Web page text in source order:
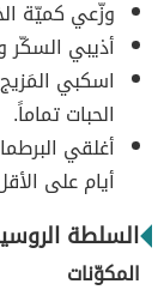
وزّعي كميّة
أذيبي السكّر
اسكبي
الحبات تماماً.
أغلقي
أيام على
السلطة
المكوّنات